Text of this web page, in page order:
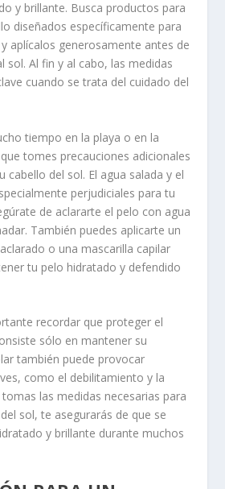
y brillante. Busca productos para
diseñados específicamente para
aplícalos generosamente antes de
sol. Al fin y al cabo, las medidas
cuando se trata del cuidado del
tiempo en la playa o en la
tomes precauciones adicionales
cabello del sol. El agua salada y el
perjudiciales para tu
de aclararte el pelo con agua
También puedes aplicarte un
o una mascarilla capilar
tu pelo hidratado y defendido
recordar que proteger el
sólo en mantener su
también puede provocar
como el debilitamiento y la
tomas las medidas necesarias para
sol, te asegurarás de que se
y brillante durante muchos